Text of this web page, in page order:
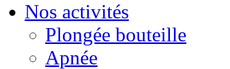
Nos activités
Plongée bouteille
Apnée